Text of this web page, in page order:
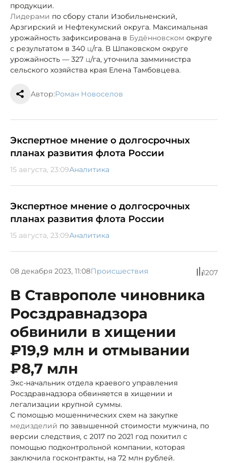
продукции.
Лидерами по сбору стали Изобильненский,
Арзгирский и Нефтекумский округа. Максимальная
урожайность зафиксирована в Будённовском округе
с результатом в 340 ц/га. В Шпаковском округе
урожайность — 327 ц/га, уточнила замминистра
сельского хозяйства края Елена Тамбовцева.
Автор:Роман Новоселов
Экспертное мнение о долгосрочных
планах развития флота России
15 августа, 23:09Аналитика
Экспертное мнение о долгосрочных
планах развития флота России
15 августа, 23:09Аналитика
08 декабря 2023, 11:08Происшествия 1207
В Ставрополе чиновника
Росздравнадзора
обвинили в хищении
₽19,9 млн и отмывании
₽8,7 млн
Экс-начальник отдела краевого управления
Росздравнадзора обвиняется в хищении и
легализации крупной суммы.
С помощью мошеннических схем на закупке
медизделий по завышенной стоимости мужчина, по
версии следствия, с 2017 по 2021 год похитил с
помощью подконтрольной компании, которая
заключила госконтракты, на 72 млн рублей.